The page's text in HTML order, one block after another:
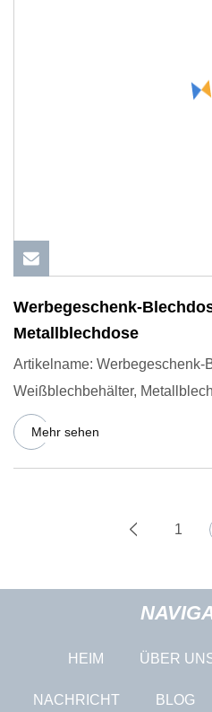
Werbegeschenk-
Metallblechdose
Artikelname: Werbegeschenk-
Weißblechbehälter,
Jahre individuelle Erfahru
Mehr sehen
1
HEIM ÜBER
NACHRICHT BLOG